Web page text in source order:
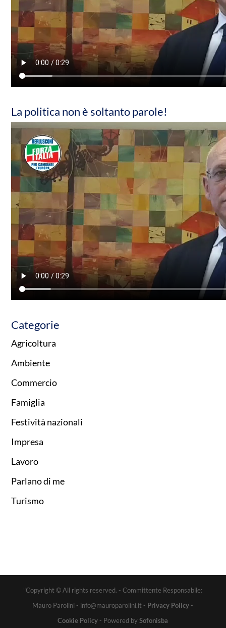
La politica non è soltanto parole!
Categorie
Agricoltura
Ambiente
Commercio
Famiglia
Festività nazionali
Impresa
Lavoro
Parlano di me
Turismo
"Copyright © All rights reserved. - Committente Responsabile:
Mauro Parolini - info@mauroparolini.it - Privacy Policy-
Cookie Policy- Powered bySofonisba